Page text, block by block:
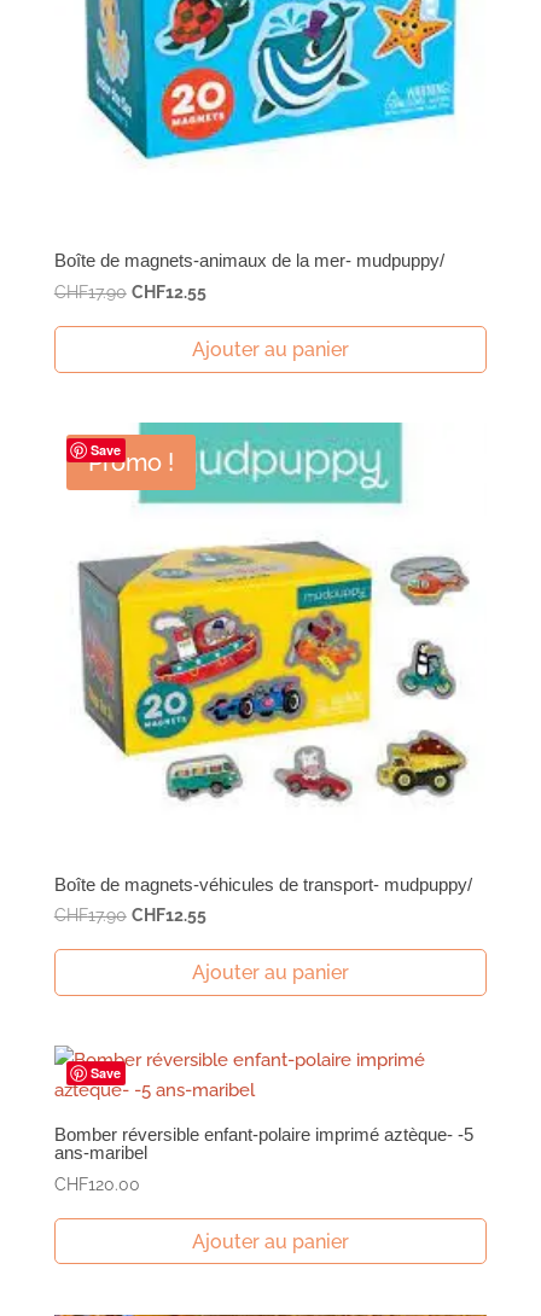
Boîte de magnets-animaux de la mer- mudpuppy/
CHF17.90 Le
était :
CHF12.55Le
actuel
est :
Ajouter au panier
Save
Promo !
Boîte de magnets-véhicules de transport- mudpuppy/
CHF17.90 Le
était :
CHF12.55Le
actuel
est :
Ajouter au panier
Save
Bomber réversible enfant-polaire imprimé aztèque- -5
ans-maribel
CHF120.00
Ajouter au panier